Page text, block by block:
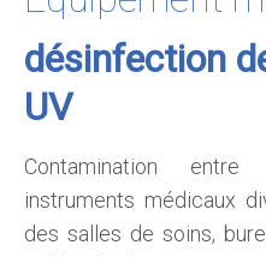
désinfection
UV
Contamination entre
instruments médicaux
des salles de soins,